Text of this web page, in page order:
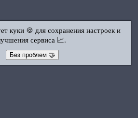
куки 🍪 для сохранения настроек и
сервиса 📈.
Без проблем 🤝